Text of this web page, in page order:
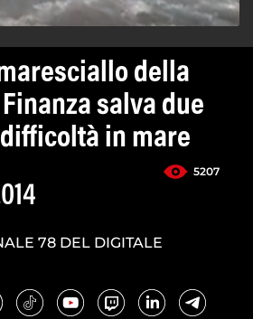
della
salva due
in mare
5207
78 DEL DIGITALE